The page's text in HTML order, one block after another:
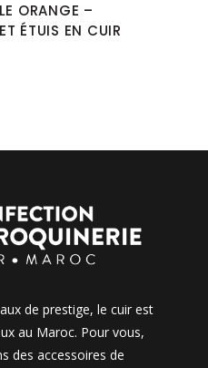
ORANGE –
ÉTUIS EN CUIR
de prestige, le cuir est
au Maroc. Pour vous,
des accessoires de